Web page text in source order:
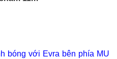
bóng với Evra bên phía MU